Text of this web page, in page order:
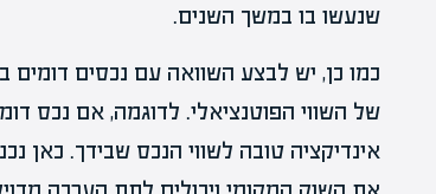
שנעשו בו במשך השנים.
כמו כן, יש לבצע השוואה עם נכסים
של השווי הפוטנציאלי. לדוגמה, אם נכס
אינדיקציה טובה לשווי הנכס שבידך. כאן